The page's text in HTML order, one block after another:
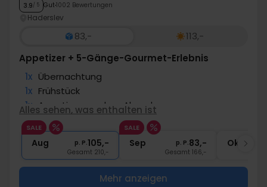
3.9/ 5 Gut 1002 Bewertungen
Haderslev
83,-
113,-
Appetizer + 5-Gänge-Gourmet-Erlebnis
1x Übernachtung
1x Frühstück
1x Appetizer vor dem Abendessen
1x 5-Gänge Gourmet Erlebnis
1x Kaffee und Süsses
Alles sehen, was enthalten ist
SALE
Aug p. P.105,-
Gesamt 210,-
SALE
Sep p. P.83,-
Gesamt 166,-
Okt
Mehr anzeigen